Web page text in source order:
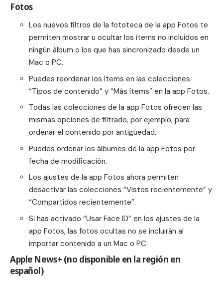
Fotos
Los nuevos filtros de la fototeca de la app Fotos te
permiten mostrar u ocultar los ítems no incluidos en
ningún álbum o los que has sincronizado desde un
Mac o PC.
Puedes reordenar los ítems en las colecciones
“Tipos de contenido” y “Más ítems” en la app Fotos.
Todas las colecciones de la app Fotos ofrecen las
mismas opciones de filtrado, por ejemplo, para
ordenar el contenido por antigüedad.
Puedes ordenar los álbumes de la app Fotos por
fecha de modificación.
Los ajustes de la app Fotos ahora permiten
desactivar las colecciones “Vistos recientemente” y
“Compartidos recientemente”.
Si has activado “Usar Face ID” en los ajustes de la
app Fotos, las fotos ocultas no se incluirán al
importar contenido a un Mac o PC.
Apple News+ (no disponible en la región en
español)